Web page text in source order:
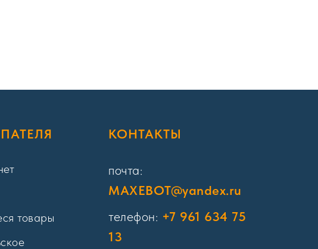
товары
КОНТАКТЫ
почта:
MAXEBOT@yandex.ru
телефон: +7 961 634 75
13